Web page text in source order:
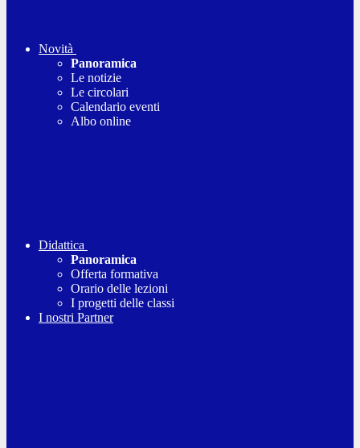
Novità
Panoramica
Le notizie
Le circolari
Calendario eventi
Albo online
Didattica
Panoramica
Offerta formativa
Orario delle lezioni
I progetti delle classi
I nostri Partner